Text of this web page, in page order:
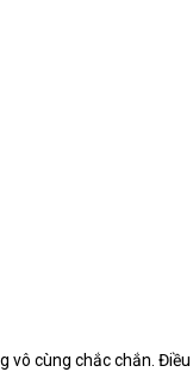
vô cùng chắc chắn.